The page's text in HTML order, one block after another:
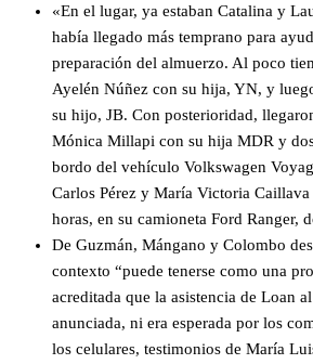
«En el lugar, ya estaban Catalina y
había llegado más temprano para
preparación del almuerzo. Al poco
Ayelén Núñez con su hija, YN, y
su hijo, JB. Con posterioridad,
Mónica Millapi con su hija MDR y
bordo del vehículo Volkswagen
Carlos Pérez y María Victoria
horas, en su camioneta Ford Ranger,
De Guzmán, Mángano y Colombo
contexto “puede tenerse como una
acreditada que la asistencia de Loan
anunciada, ni era esperada por los
los celulares, testimonios de María